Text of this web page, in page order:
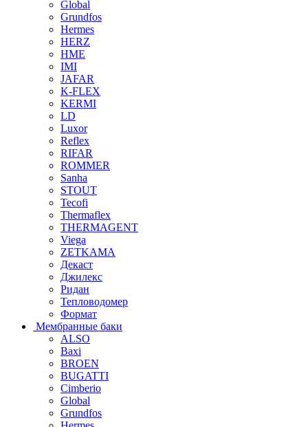
Global
Grundfos
Hermes
HERZ
HME
IMI
JAFAR
K-FLEX
KERMI
LD
Luxor
Reflex
RIFAR
ROMMER
Sanha
STOUT
Tecofi
Thermaflex
THERMAGENT
Viega
ZETKAMA
Декаст
Джилекс
Ридан
Тепловодомер
Формат
Мембранные баки
ALSO
Baxi
BROEN
BUGATTI
Cimberio
Global
Grundfos